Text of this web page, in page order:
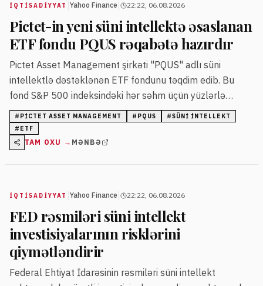
İQTISADIYYAT Yahoo Finance 22:22, 06.08.2026
Pictet-in yeni süni intellektə əsaslanan
ETF fondu PQUS rəqabətə hazırdır
Pictet Asset Management şirkəti "PQUS" adlı süni
intellektlə dəstəklənən ETF fondunu təqdim edib. Bu
fond S&P 500 indeksindəki hər səhm üçün yüzlərlə
xüsusiyyəti təhlil edərək qısa müddətli gəlir proqnozları
verir və bazar anomaliyalarını aşkarlayaraq riskə nəzarət
edir.
# PICTET ASSET MANAGEMENT # PQUS #SÜNI İNTELLEKT
# ETF
TAM OXU → MƏNBƏ
İQTISADIYYAT Yahoo Finance 22:22, 06.08.2026
FED rəsmiləri süni intellekt
investisiyalarının risklərini
qiymətləndirir
Federal Ehtiyat İdarəsinin rəsmiləri süni intellekt